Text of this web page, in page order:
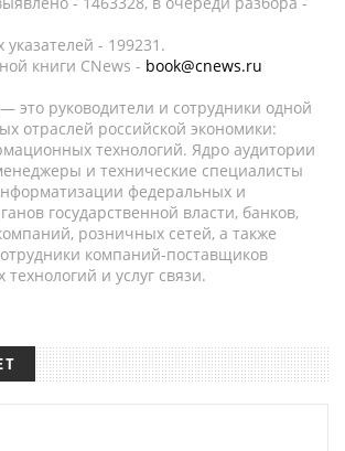
- 199231.
книги CNews - book@cnews.ru
это руководители и сотрудники одной
отраслей российской экономики:
технологий. Ядро аудитории
и технические специалисты
федеральных и
государственной власти, банков,
розничных сетей, а также
компаний-поставщиков
и услуг связи.